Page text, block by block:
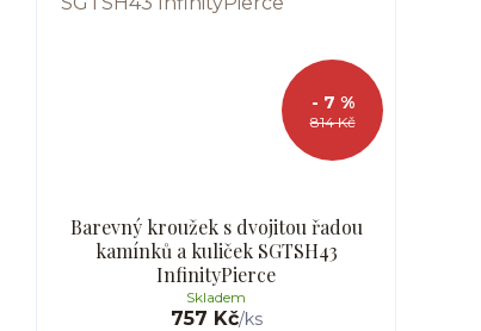
814 Kč
- 7 %
Barevný kroužek s dvojitou řadou
kamínků a kuliček SGTSH43
InfinityPierce
757 Kč/ks
Skladem